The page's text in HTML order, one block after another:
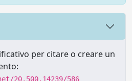
per citare o creare un
20.500.14239/586